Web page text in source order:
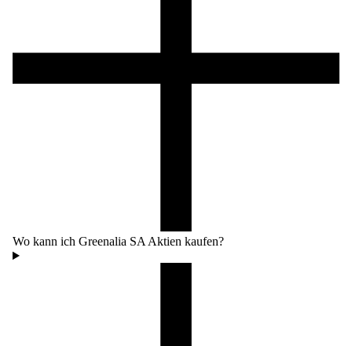
Wo kann ich Greenalia SA Aktien kaufen?